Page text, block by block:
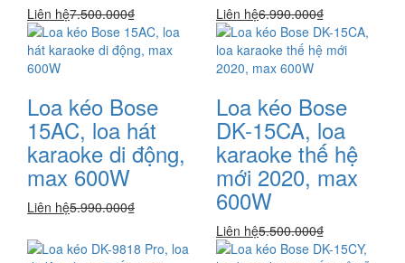
Liên hệ7.500.000₫ Liên hệ6.990.000₫
Loa kéo Bose
15AC, loa hát
karaoke di động,
max 600W
Liên hệ5.990.000₫
Loa kéo Bose
DK-15CA, loa
karaoke thế hệ
mới 2020, max
600W
Liên hệ5.500.000₫